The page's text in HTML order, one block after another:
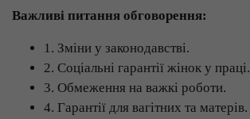
Важливі питання обговорення:
1. Зміни у законодавстві.
2. Соціальні гарантії жінок у праці.
3. Обмеження на важкі роботи.
4. Гарантії для вагітних та матерів.